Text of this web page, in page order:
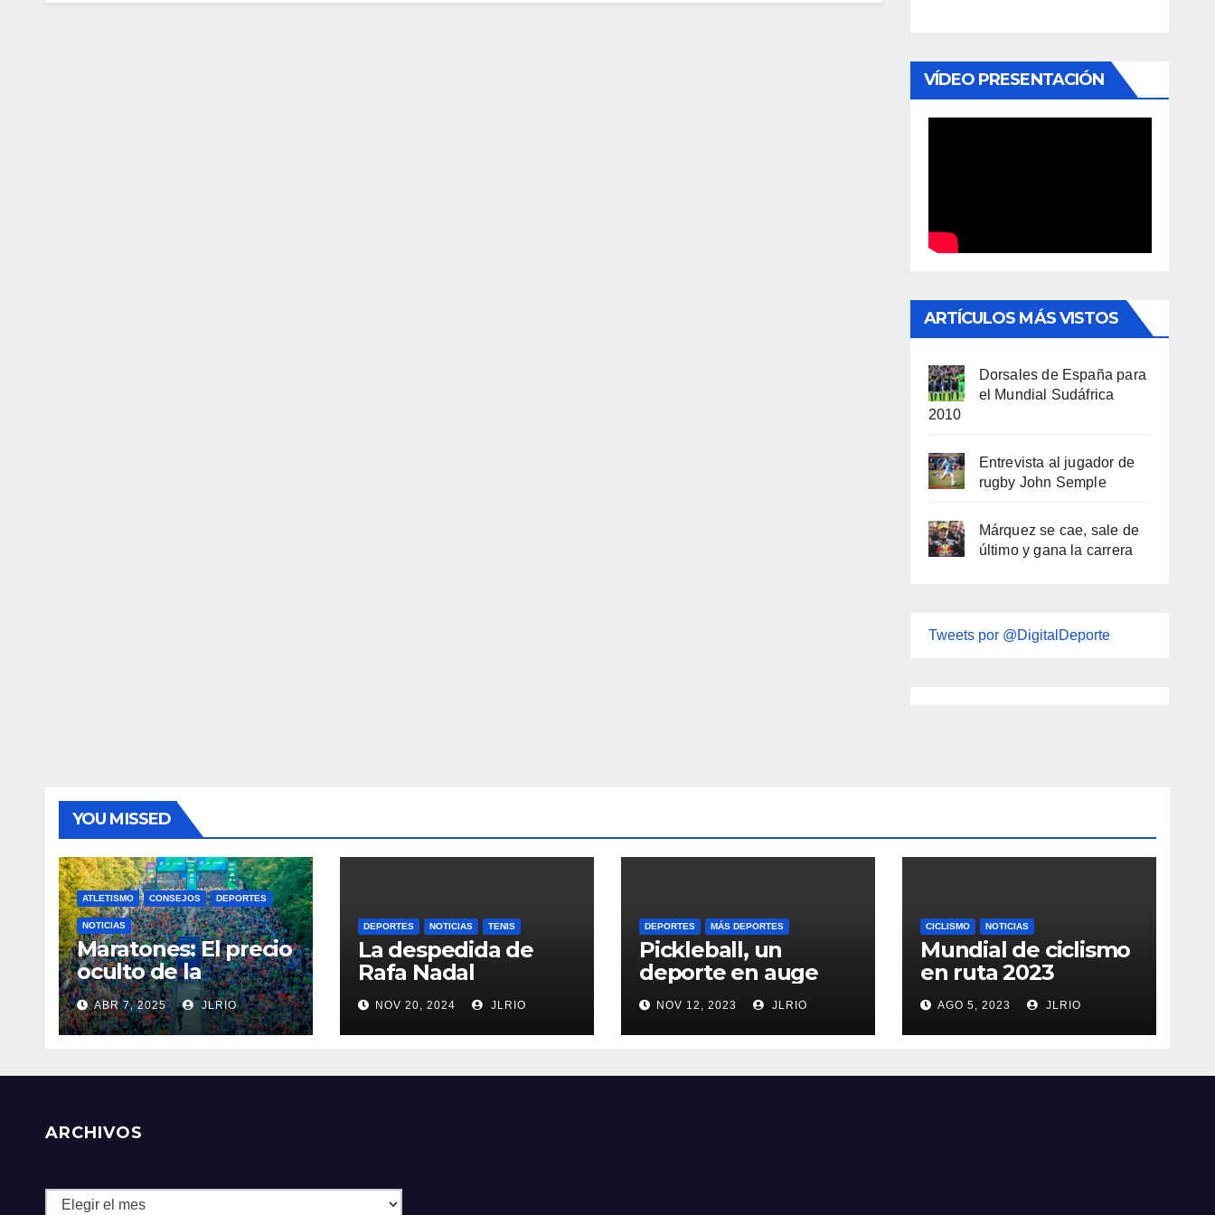
VÍDEO PRESENTACIÓN
ARTÍCULOS MÁS VISTOS
Dorsales de España para
el Mundial Sudáfrica
2010
Entrevista al jugador de
rugby John Semple
Márquez se cae, sale de
último y gana la carrera
Tweets por @DigitalDeporte
YOU MISSED
ATLETISMO CONSEJOS DEPORTES
NOTICIAS
Maratones: El precio
oculto de la
resistencia
ABR 7, 2025 JLRIO
DEPORTES NOTICIAS TENIS
La despedida de
Rafa Nadal
NOV 20, 2024 JLRIO
DEPORTES MÁS DEPORTES
Pickleball, un
deporte en auge
NOV 12, 2023 JLRIO
CICLISMO NOTICIAS
Mundial de ciclismo
en ruta 2023
AGO 5, 2023 JLRIO
ARCHIVOS
Archivos